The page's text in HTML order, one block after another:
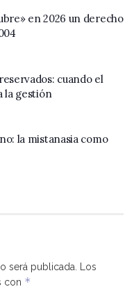
en 2026 un derecho
cuando el
la gestión
la mistanasia como
será publicada.
Los
con *